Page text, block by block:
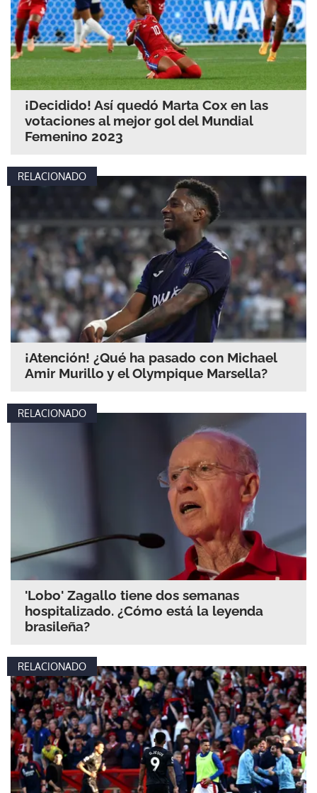
¡Decidido! Así quedó Marta Cox en las
votaciones al mejor gol del Mundial
Femenino 2023
RELACIONADO
¡Atención! ¿Qué ha pasado con Michael
Amir Murillo y el Olympique Marsella?
RELACIONADO
'Lobo' Zagallo tiene dos semanas
hospitalizado. ¿Cómo está la leyenda
brasileña?
RELACIONADO